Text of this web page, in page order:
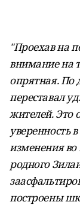
"Проехав на
внимание на
опрятная. По
переставал
жителей. Это
уверенность
изменения
родного
построены